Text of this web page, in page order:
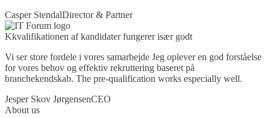
Casper StendalDirector & Partner
Kkvalifikationen af kandidater fungerer især godt
Vi ser store fordele i vores samarbejde Jeg oplever en god forståelse
for vores behov og effektiv rekruttering baseret på
branchekendskab. The pre-qualification works especially well.
Jesper Skov JørgensenCEO
About us